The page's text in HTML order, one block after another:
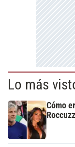
Lo más
Cómo